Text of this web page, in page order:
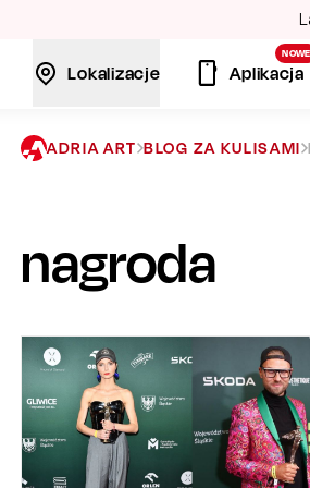
Lokalizacje
NOWE
Aplikacja
ADRIA ART BLOG ZA KULISAMI
nagroda